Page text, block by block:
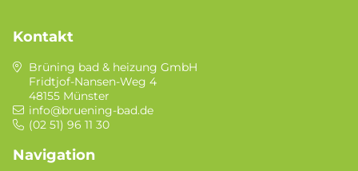
Kontakt
Brüning bad & heizung GmbH
Fridtjof-Nansen-Weg 4
48155 Münster
info@bruening-bad.de
(02 51) 96 11 30
Navigation